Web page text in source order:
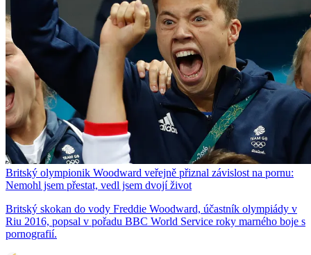
Britský olympionik Woodward veřejně přiznal závislost na pornu:
Nemohl jsem přestat, vedl jsem dvojí život
Britský skokan do vody Freddie Woodward, účastník olympiády v
Riu 2016, popsal v pořadu BBC World Service roky marného boje s
pornografií.